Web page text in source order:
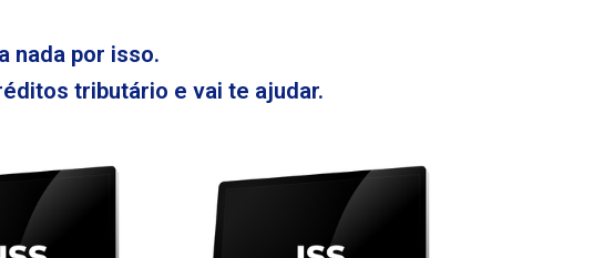
nada por isso.
tributário e vai te ajudar.